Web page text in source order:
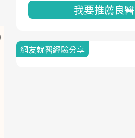
我要推薦良醫
網友就醫經驗分享